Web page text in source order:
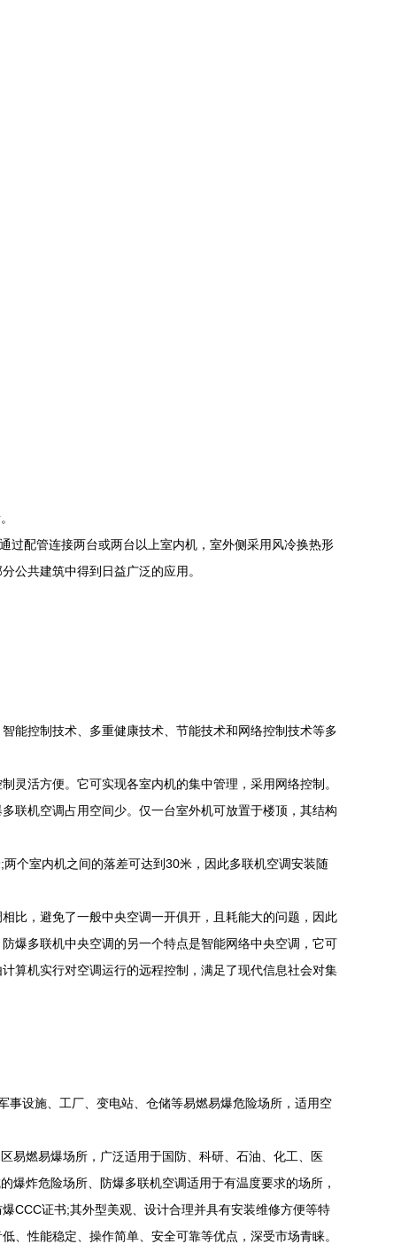
配管连接两台或两台以上室内机，室外侧采用风冷换热形
公共建筑中得到日益广泛的应用。
控制技术、多重健康技术、节能技术和网络控制技术等多
活方便。它可实现各室内机的集中管理，采用网络控制。
联机空调占用空间少。仅一台室外机可放置于楼顶，其结构
室内机之间的落差可达到30米，因此多联机空调安装随
，避免了一般中央空调一开俱开，且耗能大的问题，因此
爆多联机中央空调的另一个特点是智能网络中央空调，它可
算机实行对空调运行的远程控制，满足了现代信息社会对集
设施、工厂、变电站、仓储等易燃易爆危险场所，适用空
燃易爆场所，广泛适用于国防、科研、石油、化工、医
炸危险场所、防爆多联机空调适用于有温度要求的场所，
CCC证书;其外型美观、设计合理并具有安装维修方便等特
、性能稳定、操作简单、安全可靠等优点，深受市场青睐。